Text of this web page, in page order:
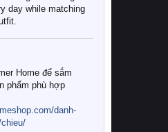
day while matching
Home để sắm
phẩm phù hợp
danh-